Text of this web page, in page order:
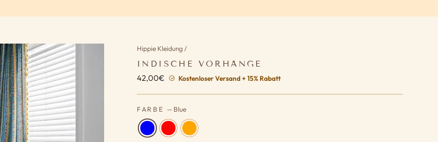
Hippie Kleidung /
INDISCHE VORHÄNGE
42,00€ Normaler
Kostenloser Versand + 15% Rabatt
FARBE — Blue